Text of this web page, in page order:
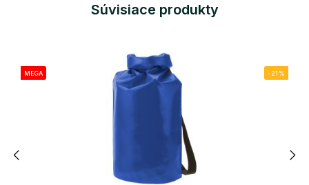
Súvisiace produkty
MEGA -21%